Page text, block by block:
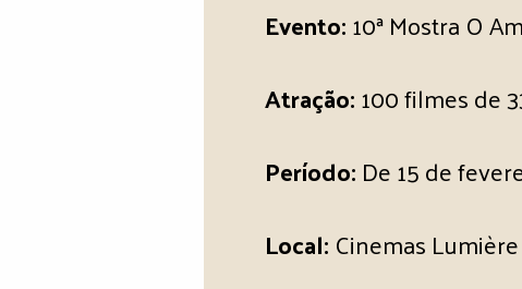
Evento:10ª Mostra O
Atração:100 filmes de
Período:De 15 de
Local:Cinemas